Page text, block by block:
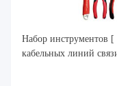
Набор инструментов
кабельных линий